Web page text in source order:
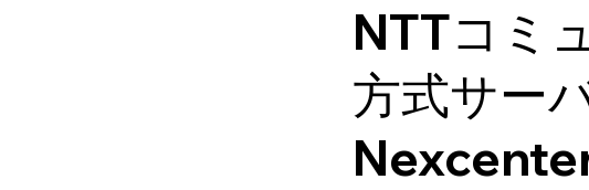
NTTコミ
方式サー